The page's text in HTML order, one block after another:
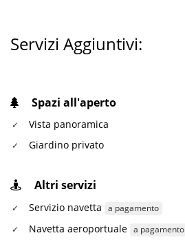
Servizi Aggiuntivi:
Spazi all'aperto
Vista panoramica
Giardino privato
Altri servizi
Servizio navetta a pagamento
Navetta aeroportuale a pagamento